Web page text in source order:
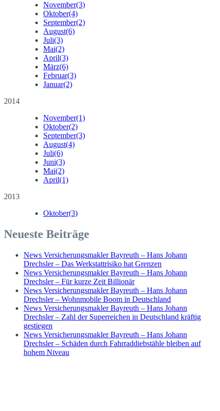
November(3)
Oktober(4)
September(2)
August(6)
Juli(3)
Mai(2)
April(3)
März(6)
Februar(3)
Januar(2)
2014
November(1)
Oktober(2)
September(3)
August(4)
Juli(6)
Juni(3)
Mai(2)
April(1)
2013
Oktober(3)
Neueste Beiträge
News Versicherungsmakler Bayreuth – Hans Johann
Drechsler – Das Werkstattrisiko hat Grenzen
News Versicherungsmakler Bayreuth – Hans Johann
Drechsler – Für kurze Zeit Billionär
News Versicherungsmakler Bayreuth – Hans Johann
Drechsler – Wohnmobile Boom in Deutschland
News Versicherungsmakler Bayreuth – Hans Johann
Drechsler – Zahl der Superreichen in Deutschland kräftig
gestiegen
News Versicherungsmakler Bayreuth – Hans Johann
Drechsler – Schäden durch Fahrraddiebstähle bleiben auf
hohem Niveau